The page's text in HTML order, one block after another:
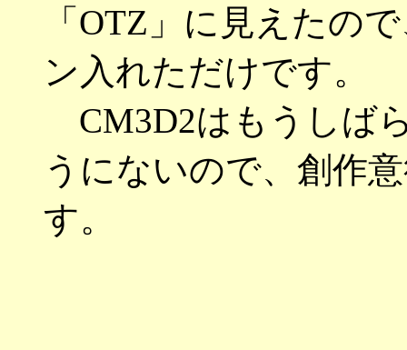
「OTZ」に見えたの
ン入れただけです。
CM3D2はもうしば
うにないので、創作
す。